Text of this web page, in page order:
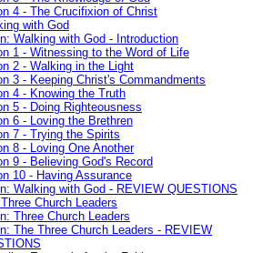
4 - The Crucifixion of Christ
with God
Walking with God - Introduction
1 - Witnessing to the Word of Life
2 - Walking in the Light
3 - Keeping Christ's Commandments
4 - Knowing the Truth
5 - Doing Righteousness
6 - Loving the Brethren
7 - Trying the Spirits
8 - Loving One Another
9 - Believing God's Record
10 - Having Assurance
Walking with God - REVIEW QUESTIONS
Church Leaders
Three Church Leaders
The Three Church Leaders - REVIEW